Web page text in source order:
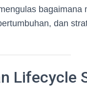
bagaimana
dan
Lifecycle